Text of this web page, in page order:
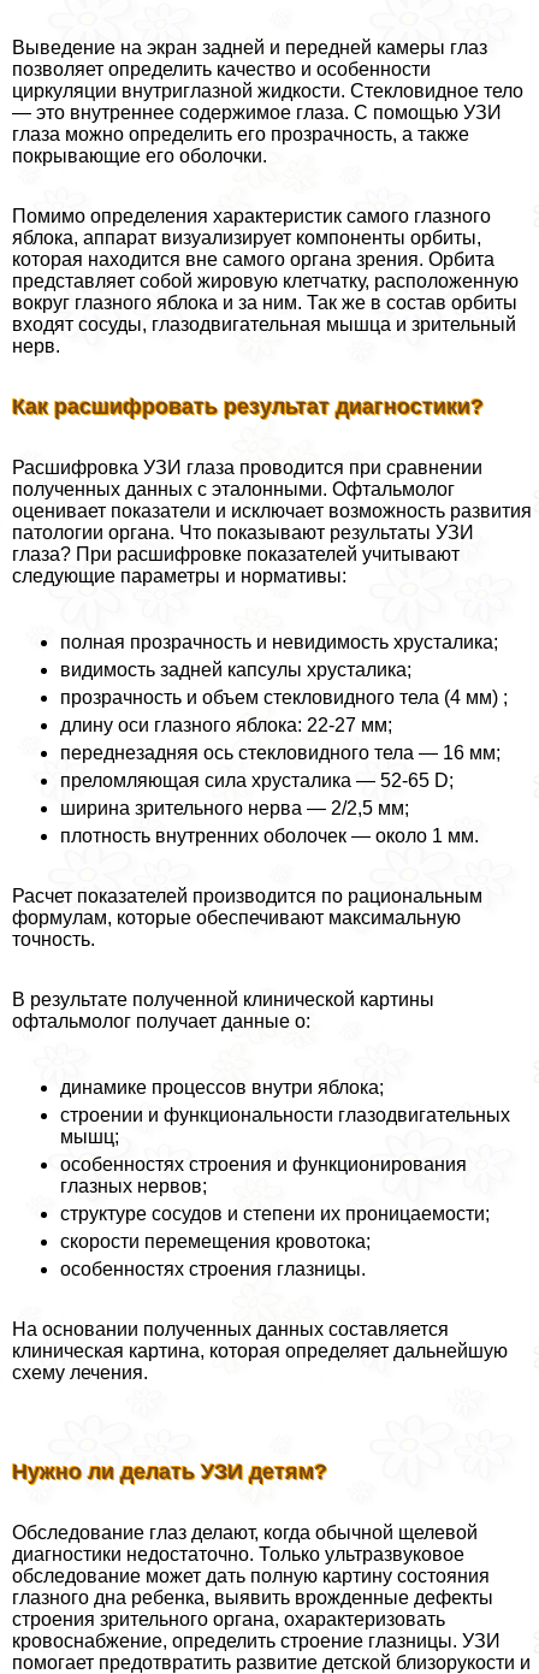
Выведение на экран задней и передней камеры глаз
позволяет определить качество и особенности
циркуляции внутриглазной жидкости. Стекловидное тело
— это внутреннее содержимое глаза. С помощью УЗИ
глаза можно определить его прозрачность, а также
покрывающие его оболочки.
Помимо определения хаpaктеристик самого глазного
яблока, аппарат визуализирует компоненты орбиты,
которая находится вне самого органа зрения. Орбита
представляет собой жировую клетчатку, расположенную
вокруг глазного яблока и за ним. Так же в состав орбиты
входят сосуды, глазодвигательная мышца и зрительный
нерв.
Как расшифровать результат диагностики?
Расшифровка УЗИ глаза проводится при сравнении
полученных данных с эталонными. Офтальмолог
оценивает показатели и исключает возможность развития
патологии органа. Что показывают результаты УЗИ
глаза? При расшифровке показателей учитывают
следующие параметры и нормативы:
полная прозрачность и невидимость хрусталика;
видимость задней капсулы хрусталика;
прозрачность и объем стекловидного тела (4 мм) ;
длину оси глазного яблока: 22-27 мм;
переднезадняя ось стекловидного тела — 16 мм;
преломляющая сила хрусталика — 52-65 D;
ширина зрительного нерва — 2/2,5 мм;
плотность внутренних оболочек — около 1 мм.
Расчет показателей производится по рациональным
формулам, которые обеспечивают максимальную
точность.
В результате полученной клинической картины
офтальмолог получает данные о:
динамике процессов внутри яблока;
строении и функциональности глазодвигательных
мышц;
особенностях строения и функционирования
глазных нервов;
структуре сосудов и степени их проницаемости;
скорости перемещения кровотока;
особенностях строения глазницы.
На основании полученных данных составляется
клиническая картина, которая определяет дальнейшую
схему лечения.
Нужно ли делать УЗИ детям?
Обследование глаз делают, когда обычной щелевой
диагностики недостаточно. Только ультразвуковое
обследование может дать полную картину состояния
глазного дна ребенка, выявить врожденные дефекты
строения зрительного органа, охаpaктеризовать
кровоснабжение, определить строение глазницы. УЗИ
помогает предотвратить развитие детской близорукости и